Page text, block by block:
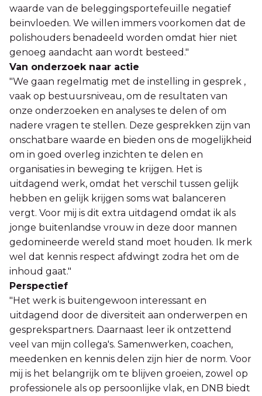
waarde van de beleggingsportefeuille negatief
beïnvloeden. We willen immers voorkomen dat de
polishouders benadeeld worden omdat hier niet
genoeg aandacht aan wordt besteed."
Van onderzoek naar actie
"We gaan regelmatig met de instelling in gesprek ,
vaak op bestuursniveau, om de resultaten van
onze onderzoeken en analyses te delen of om
nadere vragen te stellen. Deze gesprekken zijn van
onschatbare waarde en bieden ons de mogelijkheid
om in goed overleg inzichten te delen en
organisaties in beweging te krijgen. Het is
uitdagend werk, omdat het verschil tussen gelijk
hebben en gelijk krijgen soms wat balanceren
vergt. Voor mij is dit extra uitdagend omdat ik als
jonge buitenlandse vrouw in deze door mannen
gedomineerde wereld stand moet houden. Ik merk
wel dat kennis respect afdwingt zodra het om de
inhoud gaat."
Perspectief
"Het werk is buitengewoon interessant en
uitdagend door de diversiteit aan onderwerpen en
gesprekspartners. Daarnaast leer ik ontzettend
veel van mijn collega's. Samenwerken, coachen,
meedenken en kennis delen zijn hier de norm. Voor
mij is het belangrijk om te blijven groeien, zowel op
professionele als op persoonlijke vlak, en DNB biedt